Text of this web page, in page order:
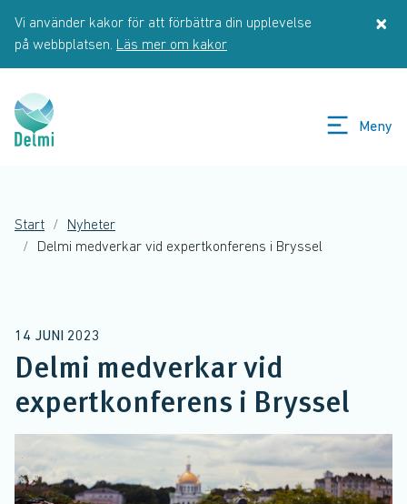
Vi använder kakor för att förbättra din upplevelse
på webbplatsen. Läs mer om kakor
×
Meny
Start
Nyheter
Delmi medverkar vid expertkonferens i Bryssel
14 JUNI 2023
Delmi medverkar vid
expertkonferens i Bryssel